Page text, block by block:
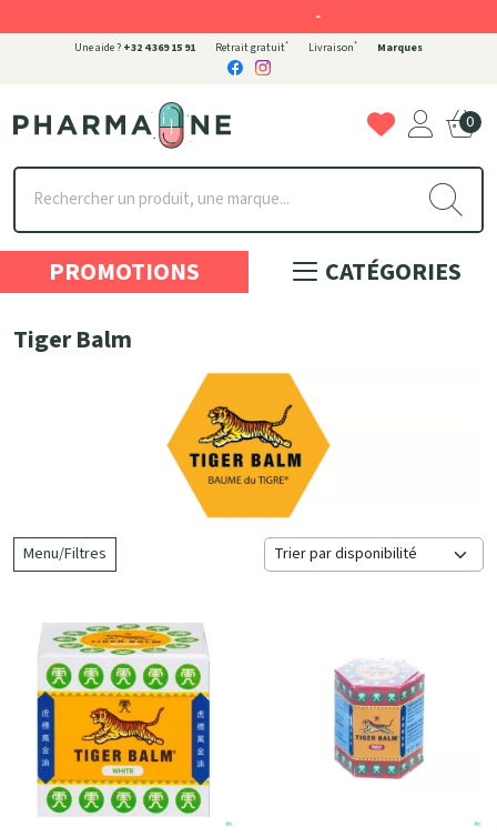
Une aide ? +32 4 369 15 91 Retrait gratuit* Livraison* Marques
Pharmaone Votre pharmacie en ligne à votre service
0
PROMOTIONS CATÉGORIES
Tiger Balm
Menu/Filtres